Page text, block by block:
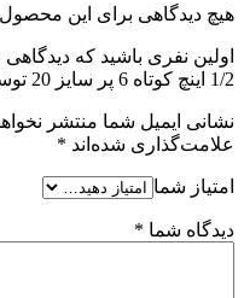
هیچ دیدگاهی برای این
اولین نفری باشید که
1/2 اینچ کوتاه 6 پر سایز 20 توسن”
نشانی ایمیل شما منتشر
علامت‌گذاری شده‌اند *
امتیاز شما
دیدگاه شما *